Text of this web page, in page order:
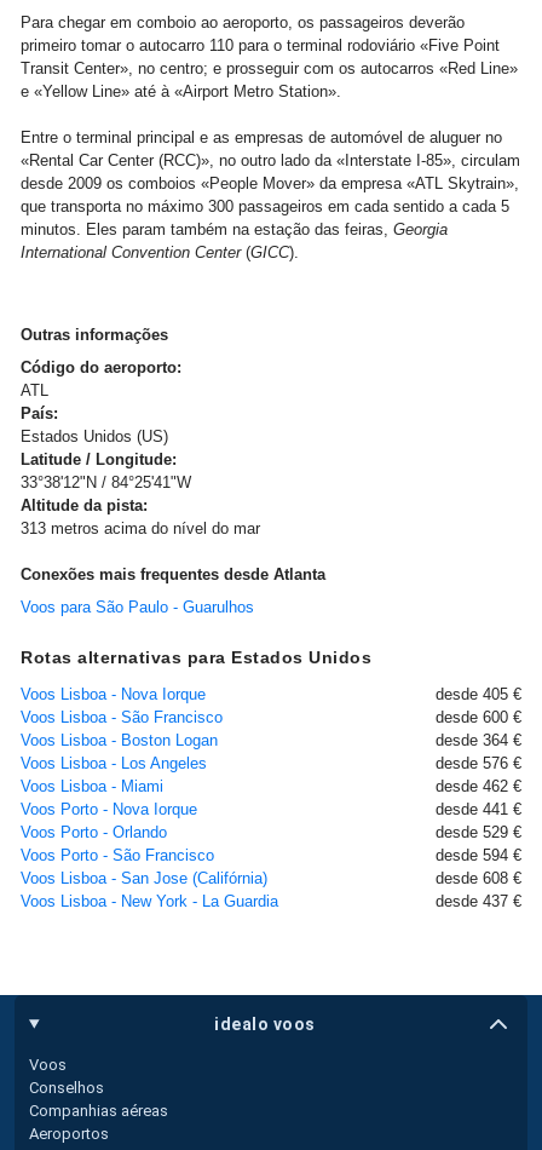
Para chegar em comboio ao aeroporto, os passageiros deverão
primeiro tomar o autocarro 110 para o terminal rodoviário «Five Point
Transit Center», no centro; e prosseguir com os autocarros «Red Line»
e «Yellow Line» até à «Airport Metro Station».
Entre o terminal principal e as empresas de automóvel de aluguer no
«Rental Car Center (RCC)», no outro lado da «Interstate I-85», circulam
desde 2009 os comboios «People Mover» da empresa «ATL Skytrain»,
que transporta no máximo 300 passageiros em cada sentido a cada 5
minutos. Eles param também na estação das feiras, Georgia
International Convention Center(GICC).
Outras informações
Código do aeroporto:
ATL
País:
Estados Unidos (US)
Latitude / Longitude:
33°38'12"N / 84°25'41"W
Altitude da pista:
313 metros acima do nível do mar
Conexões mais frequentes desde Atlanta
Voos para São Paulo - Guarulhos
Rotas alternativas para Estados Unidos
Voos Lisboa - Nova Iorque
desde 405 €
Voos Lisboa - São Francisco
desde 600 €
Voos Lisboa - Boston Logan
desde 364 €
Voos Lisboa - Los Angeles
desde 576 €
Voos Lisboa - Miami
desde 462 €
Voos Porto - Nova Iorque
desde 441 €
Voos Porto - Orlando
desde 529 €
Voos Porto - São Francisco
desde 594 €
Voos Lisboa - San Jose (Califórnia)
desde 608 €
Voos Lisboa - New York - La Guardia
desde 437 €
idealo voos
Voos
Conselhos
Companhias aéreas
Aeroportos